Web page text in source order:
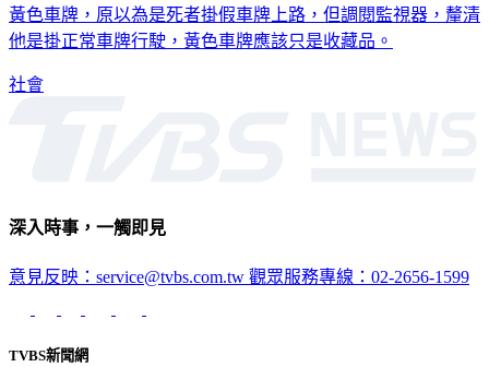
黃色車牌，原以為是死者掛假車牌上路，但調閱監視器，釐清
他是掛正常車牌行駛，黃色車牌應該只是收藏品。
社會
深入時事，一觸即見
意見反映：service@tvbs.com.tw 觀眾服務專線：02-2656-1599
TVBS新聞網